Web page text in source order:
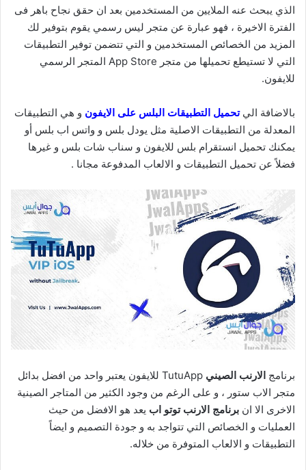
الذي يبحث عنه الملايين من المستخدمين بعد ان حقق نجاح باهر فى
الفترة الاخيرة ، فهو عبارة عن متجر ليس رسمي يقوم بتوفير لك
المزيد من الخصائص المستخدمين و التي تتضمن توفير التطبيقات
التي لا تستيطع تحميلها من متجر App Store المتجر الرسمي
للايفون.
بالاضافة اليتحميل التطبيقات البلس على الايفون و هي التطبيقات
المعدلة من التطبيقات الاصلية مثل يودل بلس و واتس اب بلس أو
يمكنك تحميل انستقرام بلس للايفون و سناب شات بلس و غيرها
فضلاً عن تحميل التطبيقات و الالعاب المدفوعة مجانا .
برنامج الارنب الصيني
TutuApp للايفون يعتبر واحد من افضل بدائل
متجر الاب ستور ، و على الرغم من وجود الكثير من المتاجر الصينية
الاخرى الا ان برنامج الارنب توتو اب يعد هو الافضل من حيث
العمليات و الخصائص التي تتواجد به و جودة التصميم و ايضاً
التطبيقات و الالعاب المتوفرة من خلاله.